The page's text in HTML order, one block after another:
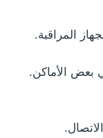
المراقبة.
بعض الأماكن.